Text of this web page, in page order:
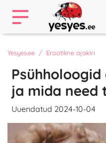
Yesyes.ee Erootiline ajakiri
ja mida need
Uuendatud 2024-10-04